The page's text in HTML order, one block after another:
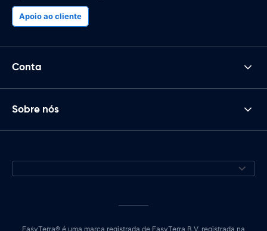
Apoio ao cliente
Conta
Sobre nós
EasyTerra® é uma marca registrada de EasyTerra B.V. registrada na